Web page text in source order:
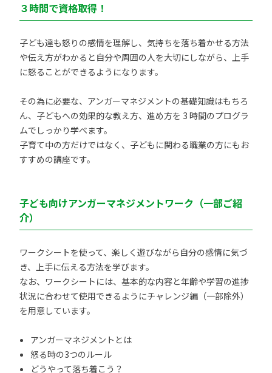
３時間で資格取得！
子ども達も怒りの感情を理解し、気持ちを落ち着かせる方法
や伝え方がわかると自分や周囲の人を大切にしながら、上手
に怒ることができるようになります。
その為に必要な、アンガーマネジメントの基礎知識はもちろ
ん、子どもへの効果的な教え方、進め方を 3 時間のプログラ
ムでしっかり学べます。
子育て中の方だけではなく、子どもに関わる職業の方にもお
すすめの講座です。
子ども向けアンガーマネジメントワーク（一部ご紹
介）
ワークシートを使って、楽しく遊びながら自分の感情に気づ
き、上手に伝える方法を学びます。
なお、ワークシートには、基本的な内容と年齢や学習の進捗
状況に合わせて使用できるようにチャレンジ編（一部除外）
を用意しています。
アンガーマネジメントとは
怒る時の3つのルール
どうやって落ち着こう？